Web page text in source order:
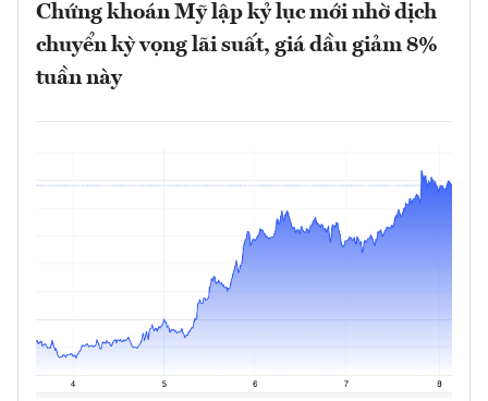
Chứng khoán Mỹ lập kỷ lục mới nhờ dịch
chuyển kỳ vọng lãi suất, giá dầu giảm 8%
tuần này